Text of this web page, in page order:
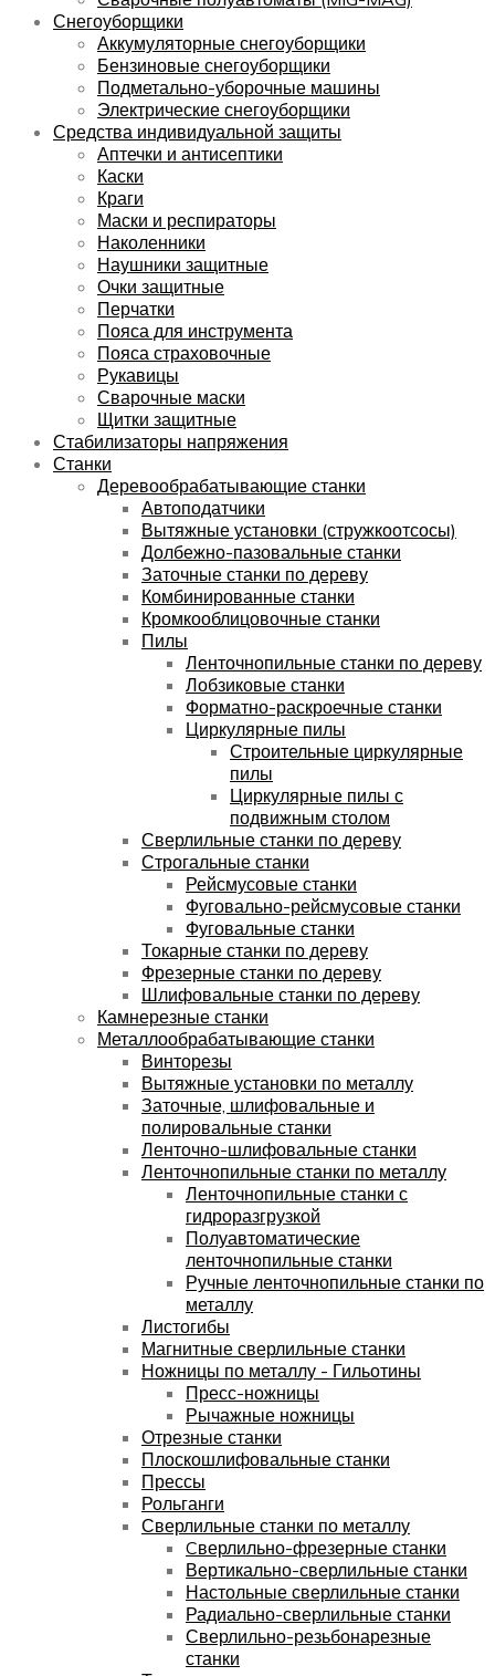
Снегоуборщики
Аккумуляторные снегоуборщики
Бензиновые снегоуборщики
Подметально-уборочные машины
Электрические снегоуборщики
Средства индивидуальной защиты
Аптечки и антисептики
Каски
Краги
Маски и респираторы
Наколенники
Наушники защитные
Очки защитные
Перчатки
Пояса для инструмента
Пояса страховочные
Рукавицы
Сварочные маски
Щитки защитные
Стабилизаторы напряжения
Станки
Деревообрабатывающие станки
Автоподатчики
Вытяжные установки (стружкоотсосы)
Долбежно-пазовальные станки
Заточные станки по дереву
Комбинированные станки
Кромкооблицовочные станки
Пилы
Ленточнопильные станки по дереву
Лобзиковые станки
Форматно-раскроечные станки
Циркулярные пилы
Строительные циркулярные
пилы
Циркулярные пилы с
подвижным столом
Сверлильные станки по дереву
Строгальные станки
Рейсмусовые станки
Фуговально-рейсмусовые станки
Фуговальные станки
Токарные станки по дереву
Фрезерные станки по дереву
Шлифовальные станки по дереву
Камнерезные станки
Металлообрабатывающие станки
Винторезы
Вытяжные установки по металлу
Заточные, шлифовальные и
полировальные станки
Ленточно-шлифовальные станки
Ленточнопильные станки по металлу
Ленточнопильные станки с
гидроразгрузкой
Полуавтоматические
ленточнопильные станки
Ручные ленточнопильные станки по
металлу
Листогибы
Магнитные сверлильные станки
Ножницы по металлу - Гильотины
Пресс-ножницы
Рычажные ножницы
Отрезные станки
Плоскошлифовальные станки
Прессы
Рольганги
Сверлильные станки по металлу
Cверлильно-фрезерные станки
Вертикально-сверлильные станки
Настольные сверлильные станки
Радиально-сверлильные станки
Сверлильно-резьбонарезные
станки